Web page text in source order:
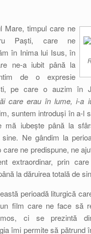
Mare, timpul care ne
Paști, care ne
în Inima lui Isus, în
ne-a iubit până la
de o expresie
pe care o auzim în
care erau în lume, i-a
suntem introduși în a-l
mă iubește până la
Ne gândim la
ne predispune, ne
extraordinar, prin
la dăruirea totală de
perioadă liturgică
film care ne face să
ci se prezintă
îmi permite să pătrund